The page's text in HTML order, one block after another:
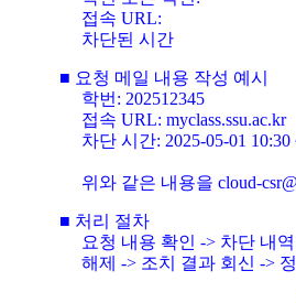
접속 URL:
차단된 시간
■ 요청 메일 내용 작성 예시
학번: 202512345
접속 URL: myclass.ssu.ac.kr
차단 시간: 2025-05-01 10:30
위와 같은 내용을 cloud-
■ 처리 절차
요청 내용 확인 -> 차단 내
해제 -> 조치 결과 회신 ->